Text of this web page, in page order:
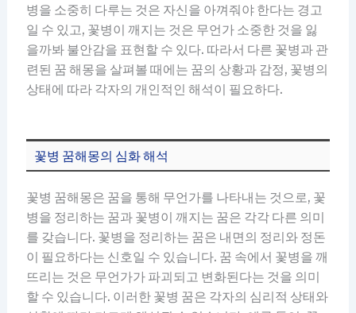
병을 소중히 다루는 것은 자신을 아껴줘야 한다는 경고
일 수 있고, 꽃병이 깨지는 것은 무언가 소중한 것을 잃
을까봐 불안감을 표현할 수 있다. 따라서 다른 꽃병과 관
련된 꿈 해몽을 살펴볼 때에는 꿈의 상황과 감정, 꽃병의
상태에 따라 각자의 개인적인 해석이 필요하다.
꽃병 꿈해몽의 심화 해석
꽃병 꿈해몽은 꿈을 통해 무언가를 나타내는 것으로, 꽃
병을 정리하는 꿈과 꽃병이 깨지는 꿈은 각각 다른 의미
를 갖습니다. 꽃병을 정리하는 꿈은 내면의 정리와 정돈
이 필요하다는 신호일 수 있습니다. 꿈 속에서 꽃병을 깨
뜨리는 것은 무언가가 파괴되고 변화된다는 것을 의미
할 수 있습니다. 이러한 꽃병 꿈은 각자의 심리적 상태와